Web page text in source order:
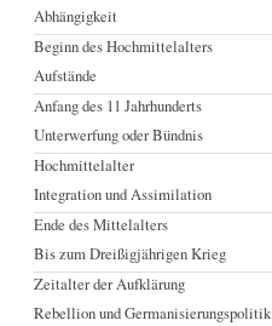
Abhängigkeit
Beginn des Hochmittelalters
Aufstände
Anfang des 11 Jahrhunderts
Unterwerfung oder Bündnis
Hochmittelalter
Integration und Assimilation
Ende des Mittelalters
Bis zum Dreißigjährigen Krieg
Zeitalter der Aufklärung
Rebellion und Germanisierungspolitik